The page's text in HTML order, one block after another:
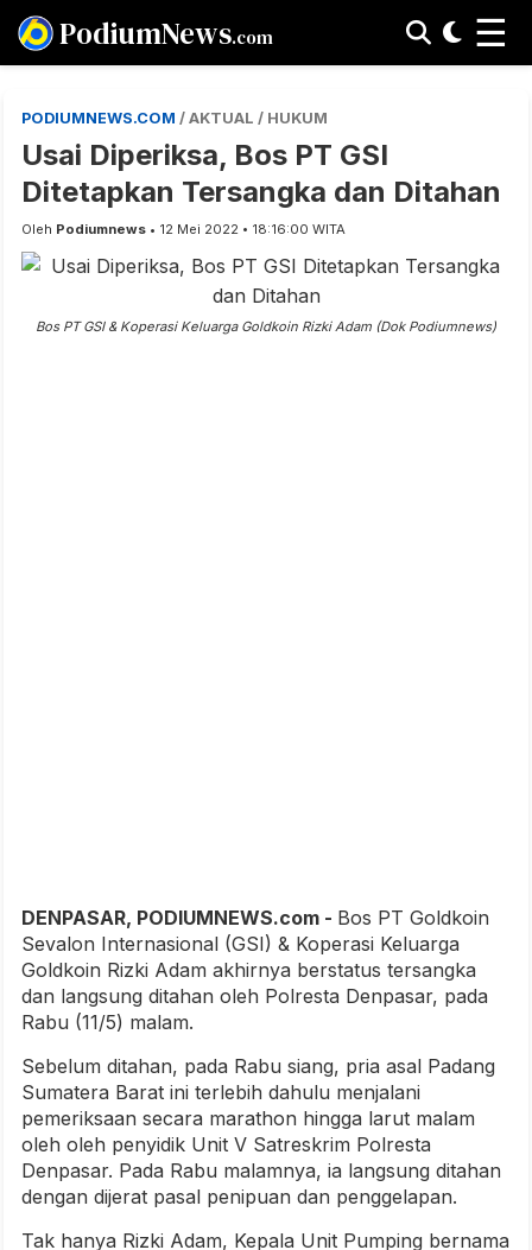
PodiumNews.com ☰
PODIUMNEWS.COM / AKTUAL / HUKUM
Usai Diperiksa, Bos PT GSI
Ditetapkan Tersangka dan Ditahan
Oleh Podiumnews • 12 Mei 2022 • 18:16:00 WITA
Bos PT GSI & Koperasi Keluarga Goldkoin Rizki Adam (Dok Podiumnews)
DENPASAR, PODIUMNEWS.com - Bos PT Goldkoin
Sevalon Internasional (GSI) & Koperasi Keluarga
Goldkoin Rizki Adam akhirnya berstatus tersangka
dan langsung ditahan oleh Polresta Denpasar, pada
Rabu (11/5) malam.
Sebelum ditahan, pada Rabu siang, pria asal Padang
Sumatera Barat ini terlebih dahulu menjalani
pemeriksaan secara marathon hingga larut malam
oleh oleh penyidik Unit V Satreskrim Polresta
Denpasar. Pada Rabu malamnya, ia langsung ditahan
dengan dijerat pasal penipuan dan penggelapan.
Tak hanya Rizki Adam, Kepala Unit Pumping bernama